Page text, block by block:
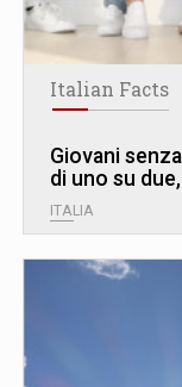
Italian Facts
Giovani
di uno su
ITALIA